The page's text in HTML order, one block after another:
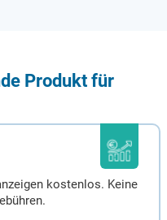
Produkt für
kostenlos. Keine